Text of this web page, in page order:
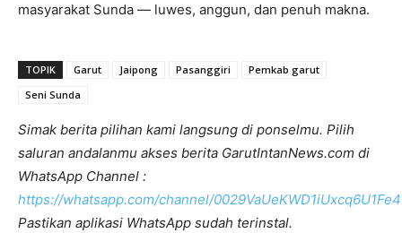
masyarakat Sunda — luwes, anggun, dan penuh makna.
TOPIK Garut Jaipong Pasanggiri
Pemkab garut
Seni Sunda
Simak berita pilihan kami langsung di ponselmu. Pilih
saluran andalanmu akses berita GarutIntanNews.com di
WhatsApp Channel :
https://whatsapp.com/channel/
Pastikan aplikasi WhatsApp sudah terinstal.